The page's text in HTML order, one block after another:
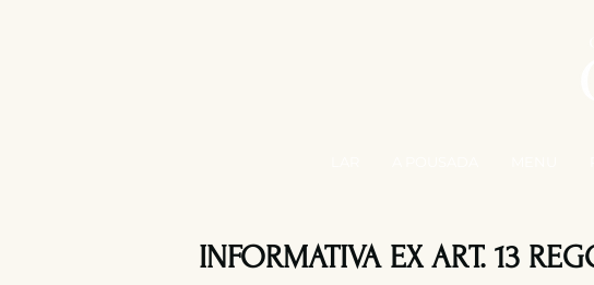
INFORMATIVA EX ART. 13